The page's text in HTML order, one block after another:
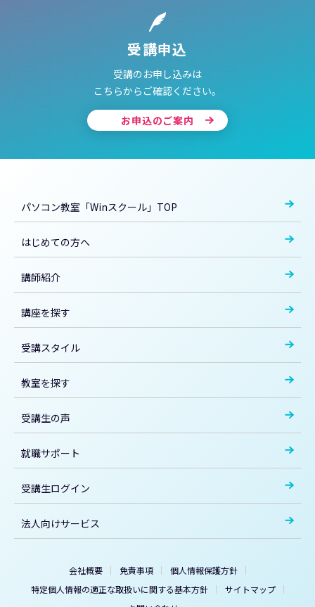
受講申込
受講のお申し込みは
こちらからご確認ください。
お申込のご案内
パソコン教室「Winスクール」TOP
はじめての方へ
講師紹介
講座を探す
受講スタイル
教室を探す
受講生の声
就職サポート
受講生ログイン
法人向けサービス
会社概要 免責事項
個人情報保護方針
特定個人情報の適正な取扱いに関する基本方針
サイトマップ